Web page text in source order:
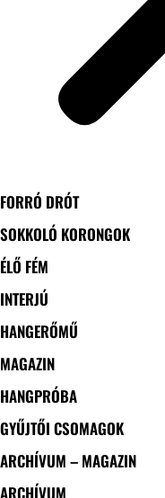
FORRÓ DRÓT
SOKKOLÓ KORONGOK
ÉLŐ FÉM
INTERJÚ
HANGERŐMŰ
MAGAZIN
HANGPRÓBA
GYŰJTŐI CSOMAGOK
ARCHÍVUM – MAGAZIN
ARCHÍVUM